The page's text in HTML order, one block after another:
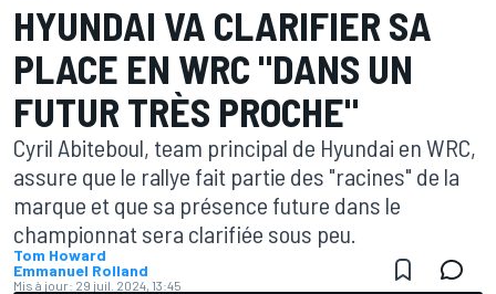
HYUNDAI VA CLARIFIER SA
PLACE EN WRC "DANS UN
FUTUR TRÈS PROCHE"
Cyril Abiteboul, team principal de Hyundai en WRC,
assure que le rallye fait partie des "racines" de la
marque et que sa présence future dans le
championnat sera clarifiée sous peu.
Tom Howard
Emmanuel Rolland
Mis à jour: 29 juil. 2024, 13:45